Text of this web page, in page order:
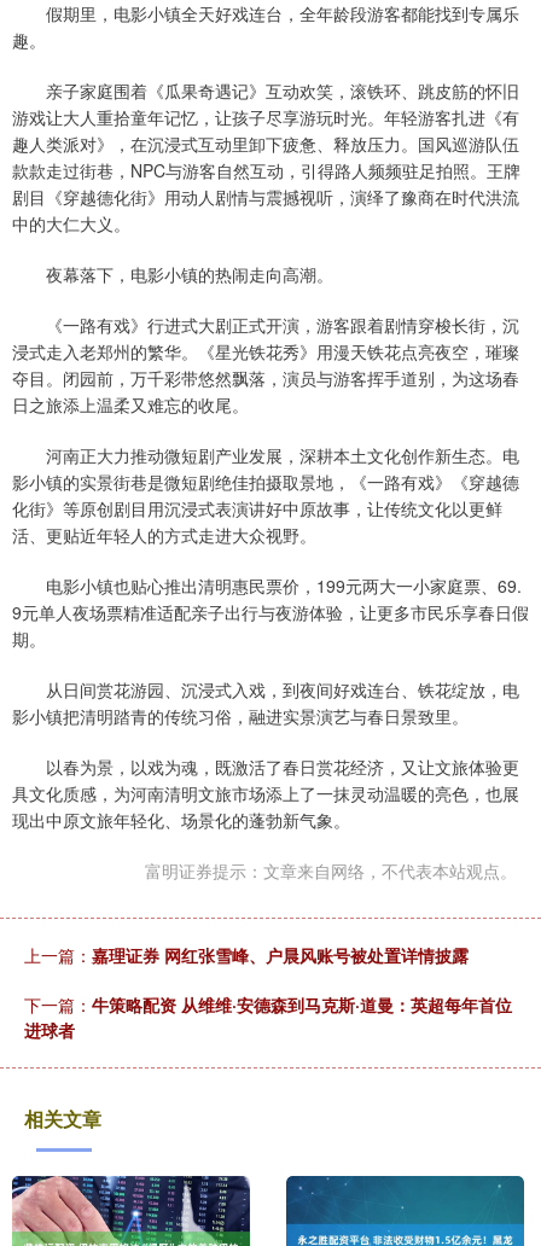
假期里，电影小镇全天好戏连台，全年龄段游客都能找到专属乐
趣。
亲子家庭围着《瓜果奇遇记》互动欢笑，滚铁环、跳皮筋的怀旧
游戏让大人重拾童年记忆，让孩子尽享游玩时光。年轻游客扎进《有
趣人类派对》，在沉浸式互动里卸下疲惫、释放压力。国风巡游队伍
款款走过街巷，NPC与游客自然互动，引得路人频频驻足拍照。王牌
剧目《穿越德化街》用动人剧情与震撼视听，演绎了豫商在时代洪流
中的大仁大义。
夜幕落下，电影小镇的热闹走向高潮。
《一路有戏》行进式大剧正式开演，游客跟着剧情穿梭长街，沉
浸式走入老郑州的繁华。《星光铁花秀》用漫天铁花点亮夜空，璀璨
夺目。闭园前，万千彩带悠然飘落，演员与游客挥手道别，为这场春
日之旅添上温柔又难忘的收尾。
河南正大力推动微短剧产业发展，深耕本土文化创作新生态。电
影小镇的实景街巷是微短剧绝佳拍摄取景地，《一路有戏》《穿越德
化街》等原创剧目用沉浸式表演讲好中原故事，让传统文化以更鲜
活、更贴近年轻人的方式走进大众视野。
电影小镇也贴心推出清明惠民票价，199元两大一小家庭票、69.
9元单人夜场票精准适配亲子出行与夜游体验，让更多市民乐享春日假
期。
从日间赏花游园、沉浸式入戏，到夜间好戏连台、铁花绽放，电
影小镇把清明踏青的传统习俗，融进实景演艺与春日景致里。
以春为景，以戏为魂，既激活了春日赏花经济，又让文旅体验更
具文化质感，为河南清明文旅市场添上了一抹灵动温暖的亮色，也展
现出中原文旅年轻化、场景化的蓬勃新气象。
富明证券提示：文章来自网络，不代表本站观点。
上一篇： 嘉理证券 网红张雪峰、户晨风账号被处置详情披露
下一篇： 牛策略配资 从维维·安德森到马克斯·道曼：英超每年首位
进球者
相关文章